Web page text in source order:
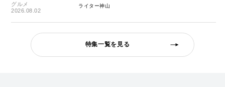
グルメ
2026.08.02
ライター神山
特集一覧を見る